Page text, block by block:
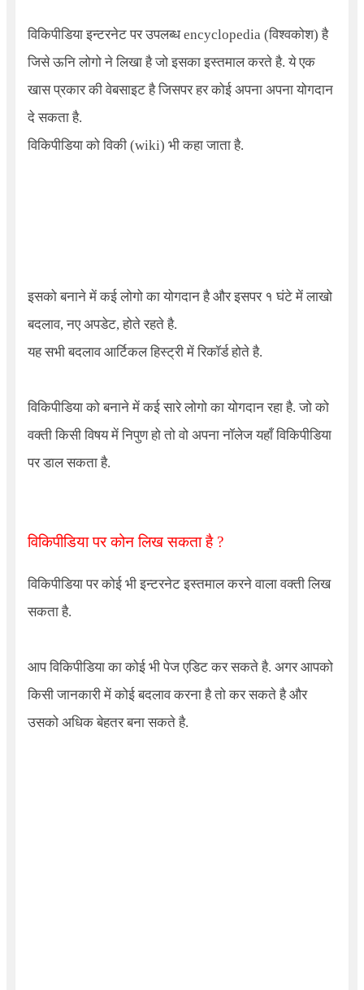
विकिपीडिया इन्टरनेट पर उपलब्धencyclopedia (विश्वकोश) है
जिसे ऊनि लोगो ने लिखा है जो इसका इस्तमाल करते है. ये एक
खास प्रकार की वेबसाइट है जिसपर हर कोई अपना अपना योगदान
दे सकता है.
विकिपीडिया को विकी (wiki) भी कहा जाता है.
इसको बनाने में कई लोगो का योगदान है और इसपर १ घंटे में लाखो
बदलाव, नए अपडेट, होते रहते है.
यह सभी बदलाव आर्टिकल हिस्ट्री में रिकॉर्ड होते है.
विकिपीडिया को बनाने में कई सारे लोगो का योगदान रहा है. जो को
वक्ती किसी विषय में निपुण हो तो वो अपना नॉलेज यहाँ विकिपीडिया
पर डाल सकता है.
विकिपीडिया पर कोन लिख सकता है ?
विकिपीडिया पर कोई भी इन्टरनेट इस्तमाल करने वाला वक्ती लिख
सकता है.
आप विकिपीडिया का कोई भी पेज एडिट कर सकते है. अगर आपको
किसी जानकारी में कोई बदलाव करना है तो कर सकते है और
उसको अधिक बेहतर बना सकते है.